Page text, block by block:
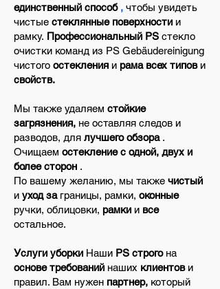
единственный способ, чтобы увидеть
чистые стеклянные поверхности и
рамку. Профессиональный PS стекло
очистки команд из PS Gebäudereinigung
чистого остекления и рама всех типов и
свойств.
Мы также удаляем стойкие
загрязнения, не оставляя следов и
разводов, для лучшего обзора .
Очищаем остекление с одной, двух и
более сторон .
По вашему желанию, мы также чистый
и уход за границы, рамки, оконные
ручки, облицовки, рамки и все
остальное.
Услуги уборки Наши PS строго на
основе требований наших клиентов и
правил. Вам нужен партнер, который